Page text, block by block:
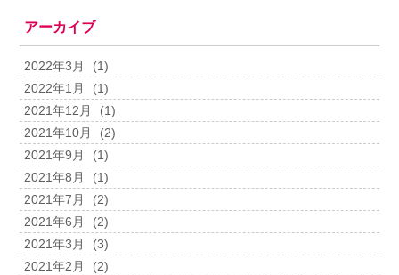
アーカイブ
2022年3月
(1)
2022年1月
(1)
2021年12月
(1)
2021年10月
(2)
2021年9月
(1)
2021年8月
(1)
2021年7月
(2)
2021年6月
(2)
2021年3月
(3)
2021年2月
(2)